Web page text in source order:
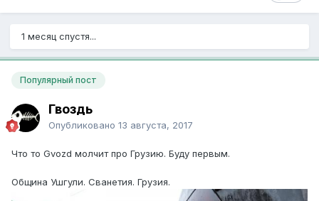
1 месяц спустя...
Популярный пост
Гвоздь
Опубликовано 13 августа, 2017
Что то Gvozd молчит про Грузию. Буду первым.
Община Ушгули. Сванетия. Грузия.